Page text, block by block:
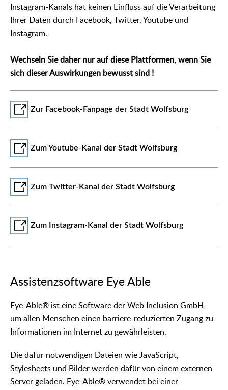
Instagram-Kanals hat keinen Einfluss auf die Verarbeitung
Ihrer Daten durch Facebook, Twitter, Youtube und
Instagram.
Wechseln Sie daher nur auf diese Plattformen, wenn Sie
sich dieser Auswirkungen bewusst sind !
Zur Facebook-Fanpage der Stadt Wolfsburg
Zum Youtube-Kanal der Stadt Wolfsburg
Zum Twitter-Kanal der Stadt Wolfsburg
Zum Instagram-Kanal der Stadt Wolfsburg
Assistenzsoftware Eye Able
Eye-Able® ist eine Software der Web Inclusion GmbH,
um allen Menschen einen barriere-reduzierten Zugang zu
Informationen im Internet zu gewährleisten.
Die dafür notwendigen Dateien wie JavaScript,
Stylesheets und Bilder werden dafür von einem externen
Server geladen. Eye-Able® verwendet bei einer